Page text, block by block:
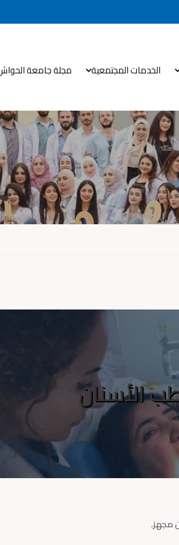
الخدمات المجتمعية مجلة جامعة
الأسنان